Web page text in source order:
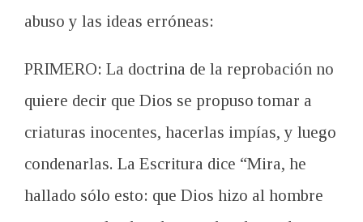
abuso y las ideas erróneas:
PRIMERO: La doctrina de la reprobación no
quiere decir que Dios se propuso tomar a
criaturas inocentes, hacerlas impías, y luego
condenarlas. La Escritura dice “Mira, he
hallado sólo esto: que Dios hizo al hombre